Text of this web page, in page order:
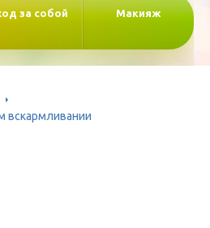
за собой Макияж
вскармливании